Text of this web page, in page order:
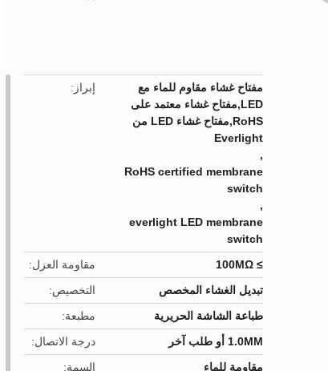
إبراز
مفتاح غشاء مقاوم للماء مع
LED,مفتاح غشاء معتمد على
RoHS,مفتاح غشاء LED من
Everlight
,
RoHS certified membrane
switch
,
everlight LED membrane
switch
مقاومة العزل
≥ 100MΩ
التخصيص
تبديل الغشاء المخصص
مطبعة
طباعة الشاشة الحريرية
درجة الاتصال
1.0MM أو طلب آخر
السمة
مقاومة للماء